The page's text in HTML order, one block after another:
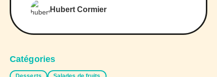
Hubert Cormier
Catégories